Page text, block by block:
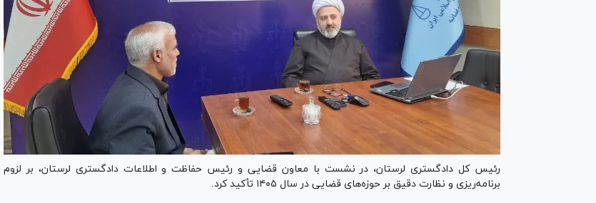
رئیس کل دادگستری لرستان، در نشست با معاون قضایی و رئیس حفاظت و اطلاعات دادگستری لرستان، بر لزوم
برنامه‌ریزی و نظارت دقیق بر حوزه‌های قضایی در سال ۱۴۰۵ تأکید کرد.